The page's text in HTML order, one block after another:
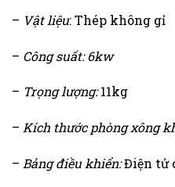
– Vật liệu: Thép không gỉ
– Công suất: 6kw
– Trọng lượng:11kg
– Kích thước phòng xông
– Bảng điều khiển:Điện tử